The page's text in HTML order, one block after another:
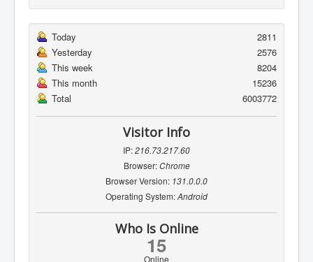
Today
2811
Yesterday
2576
This week
8204
This month
15236
Total
6003772
Visitor Info
IP:216.73.217.60
Browser:Chrome
Browser Version: 131.0.0.0
Operating System:Android
Who Is Online
15
Online